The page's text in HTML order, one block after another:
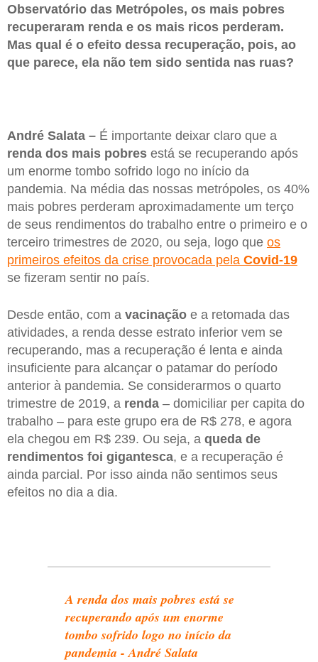
Observatório das Metrópoles, os mais pobres
recuperaram renda e os mais ricos perderam.
Mas qual é o efeito dessa recuperação, pois, ao
que parece, ela não tem sido sentida nas ruas?
André Salata – É importante deixar claro que a
renda dos mais pobres está se recuperando após
um enorme tombo sofrido logo no início da
pandemia. Na média das nossas metrópoles, os 40%
mais pobres perderam aproximadamente um terço
de seus rendimentos do trabalho entre o primeiro e o
terceiro trimestres de 2020, ou seja, logo que os
primeiros efeitos da crise provocada pela Covid-19
se fizeram sentir no país.
Desde então, com a vacinação e a retomada das
atividades, a renda desse estrato inferior vem se
recuperando, mas a recuperação é lenta e ainda
insuficiente para alcançar o patamar do período
anterior à pandemia. Se considerarmos o quarto
trimestre de 2019, a renda – domiciliar per capita do
trabalho – para este grupo era de R$ 278, e agora
ela chegou em R$ 239. Ou seja, a queda de
rendimentos foi gigantesca, e a recuperação é
ainda parcial. Por isso ainda não sentimos seus
efeitos no dia a dia.
A renda dos mais pobres está se
recuperando após um enorme
tombo sofrido logo no início da
pandemia - André Salata